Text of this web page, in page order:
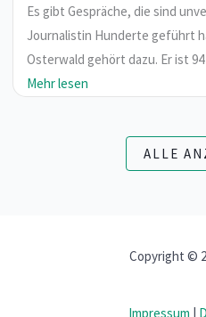
Es gibt Gespräche, die sind
Journalistin Hunderte geführt
Osterwald gehört dazu. Er ist 94
Mehr lesen
ALLE
Copyright ©
Impressum |